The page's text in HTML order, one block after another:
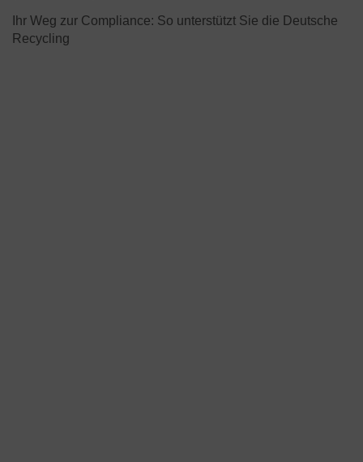
Ihr Weg zur Compliance: So unterstützt Sie die Deutsche
Recycling